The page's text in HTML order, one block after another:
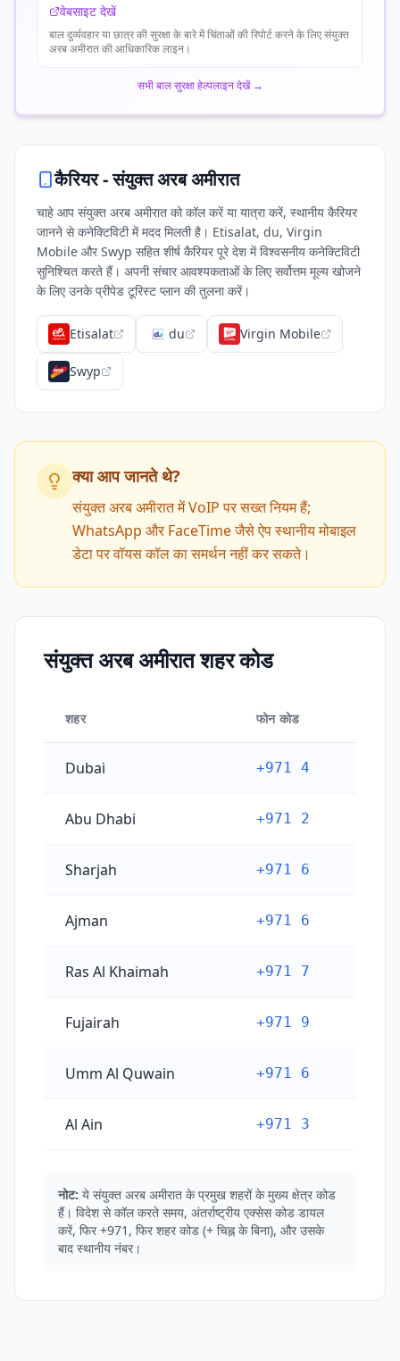
वेबसाइट देखें
बाल दुर्व्यवहार या छात्र की सुरक्षा के बारे में चिंताओं की रिपोर्ट करने के लिए संयुक्त
अरब अमीरात की आधिकारिक लाइन।
सभी बाल सुरक्षा हेल्पलाइन देखें→
कैरियर -संयुक्त अरब अमीरात
चाहे आप संयुक्त अरब अमीरात को कॉल करें या यात्रा करें, स्थानीय कैरियर
जानने से कनेक्टिविटी में मदद मिलती है। Etisalat, du, Virgin
Mobile और Swyp सहित शीर्ष कैरियर पूरे देश में विश्वसनीय कनेक्टिविटी
सुनिश्चित करते हैं। अपनी संचार आवश्यकताओं के लिए सर्वोत्तम मूल्य खोजने
के लिए उनके प्रीपेड टूरिस्ट प्लान की तुलना करें।
Etisalat du Virgin Mobile
Swyp
क्या आप जानते थे?
संयुक्त अरब अमीरात में VoIP पर सख्त नियम हैं;
WhatsApp और FaceTime जैसे ऐप स्थानीय मोबाइल
डेटा पर वॉयस कॉल का समर्थन नहीं कर सकते।
संयुक्त अरब अमीरात शहर कोड
शहर फोन कोड
Dubai +971 4
Abu Dhabi +971 2
Sharjah +971 6
Ajman +971 6
Ras Al Khaimah +971 7
Fujairah +971 9
Umm Al Quwain +971 6
Al Ain +971 3
नोट: ये संयुक्त अरब अमीरात के प्रमुख शहरों के मुख्य क्षेत्र कोड
हैं। विदेश से कॉल करते समय, अंतर्राष्ट्रीय एक्सेस कोड डायल
करें, फिर +971, फिर शहर कोड (+ चिह्न के बिना), और उसके
बाद स्थानीय नंबर।